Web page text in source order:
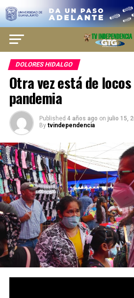
DOLORES HIDALGO
Otra vez está de
pandemia
Published 4 años ago on julio 15,
By tvindependencia